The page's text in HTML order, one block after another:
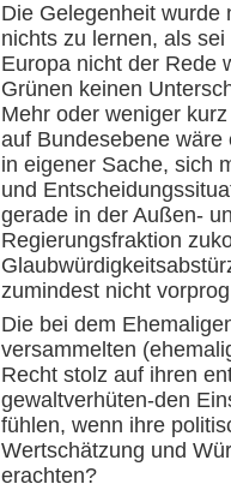
Die Gelegenheit wurde
nichts zu lernen, als
Europa nicht der Rede
Grünen keinen
Mehr oder weniger
auf Bundesebene
in eigener Sache, sich
und
gerade in der Außen-
Regierungsfraktion
zumindest nicht
Die bei dem
versammelten
Recht stolz auf ihren
gewaltverhüten-den
fühlen, wenn ihre
Wertschätzung und
erachten?